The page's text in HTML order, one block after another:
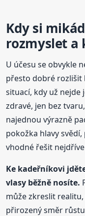
Kdy si
rozmyslet a
U účesu se obvykle
přesto dobré rozlišit
situací, kdy už nejde
zdravé, jen bez
najednou výrazně
pokožka hlavy
vhodné řešit
Ke kadeřníkovi
vlasy běžně nosíte.
může zkreslit
přirozený směr